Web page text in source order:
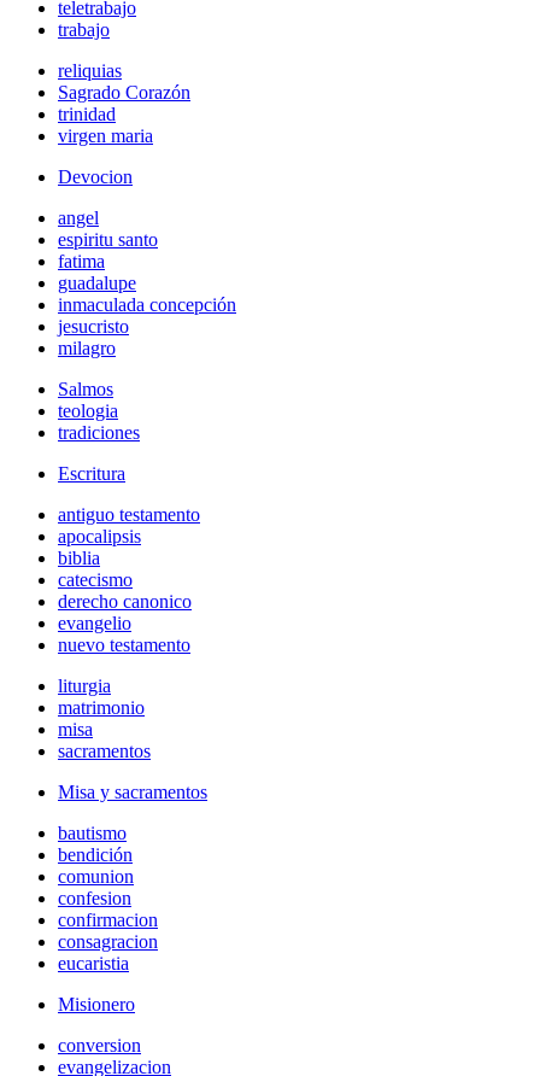
teletrabajo
trabajo
reliquias
Sagrado Corazón
trinidad
virgen maria
Devocion
angel
espiritu santo
fatima
guadalupe
inmaculada concepción
jesucristo
milagro
Salmos
teologia
tradiciones
Escritura
antiguo testamento
apocalipsis
biblia
catecismo
derecho canonico
evangelio
nuevo testamento
liturgia
matrimonio
misa
sacramentos
Misa y sacramentos
bautismo
bendición
comunion
confesion
confirmacion
consagracion
eucaristia
Misionero
conversion
evangelizacion